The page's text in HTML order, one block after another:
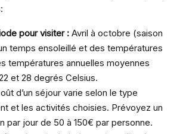
pour visiter : Avril à octobre (saison
temps ensoleillé et des températures
températures annuelles moyennes
et 28 degrés Celsius.
d’un séjour varie selon le type
et les activités choisies. Prévoyez un
par jour de 50 à 150€ par personne.